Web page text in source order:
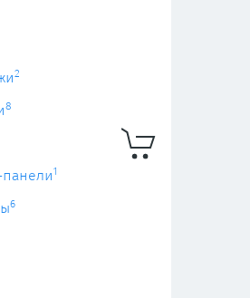
2
8
панели1
6